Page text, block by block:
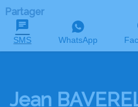
Partager
SMS WhatsApp
Jean